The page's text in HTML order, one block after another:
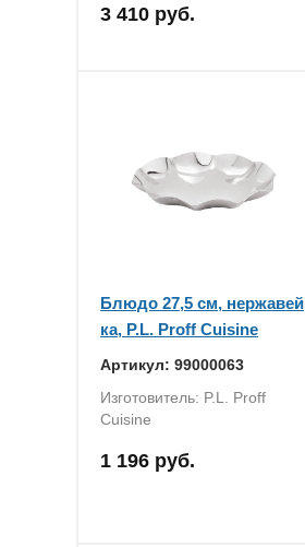
3 410 руб.
Блюдо 27,5 см, нержавей
ка, P.L. Proff Cuisine
Артикул: 99000063
Изготовитель: P.L. Proff
Cuisine
1 196 руб.